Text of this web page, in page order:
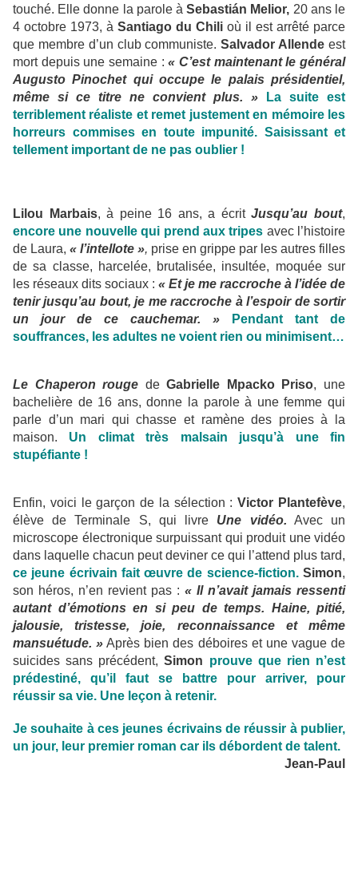
touché. Elle donne la parole àSebastián Melior, 20 ans le
4 octobre 1973, à Santiago du Chili où il est arrêté parce
que membre d’un club communiste.Salvador Allende est
mort depuis une semaine :« C’est maintenant le général
Augusto Pinochet qui occupe le palais présidentiel,
même si ce titre ne convient plus. »
La suite est
terriblement réaliste et remet justement en mémoire les
horreurs commises en toute impunité. Saisissant et
tellement important de ne pas oublier !
Lilou Marbais, à peine 16 ans, a écritJusqu’au bout,
encore une nouvelle qui prend aux tripes avec l’histoire
de Laura, « l’intellote », prise en grippe par les autres filles
de sa classe, harcelée, brutalisée, insultée, moquée sur
les réseaux dits sociaux : « Et je me raccroche à l’idée de
tenir jusqu’au bout, je me raccroche à l’espoir de sortir
un jour de ce cauchemar. »
Pendant tant de
souffrances, les adultes ne voient rien ou minimisent…
Le Chaperon rouge deGabrielle Mpacko Priso, une
bachelière de 16 ans, donne la parole à une femme qui
parle d’un mari qui chasse et ramène des proies à la
maison. Un climat très malsain jusqu’à une fin
stupéfiante !
Enfin, voici le garçon de la sélection :Victor Plantefève,
élève de Terminale S, qui livre Une vidéo. Avec un
microscope électronique surpuissant qui produit une vidéo
dans laquelle chacun peut deviner ce qui l’attend plus tard,
ce jeune écrivain fait œuvre de science-fiction. Simon,
son héros, n’en revient pas : « Il n’avait jamais ressenti
autant d’émotions en si peu de temps. Haine, pitié,
jalousie, tristesse, joie, reconnaissance et même
mansuétude. » Après bien des déboires et une vague de
suicides sans précédent,Simon prouve que rien n’est
prédestiné, qu’il faut se battre pour arriver, pour
réussir sa vie. Une leçon à retenir.
Je souhaite à ces jeunes écrivains de réussir à publier,
un jour, leur premier roman car ils débordent de talent.
Jean-Paul